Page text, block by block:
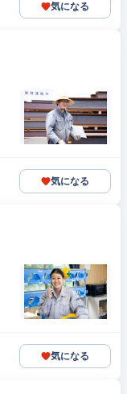
気になる
気になる
気になる